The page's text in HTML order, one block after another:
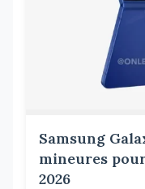
Samsung
mineures
2026